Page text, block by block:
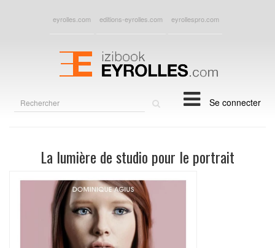
eyrolles.com editions-eyrolles.com eyrollespro.com
Se connecter
La lumière de studio pour le portrait